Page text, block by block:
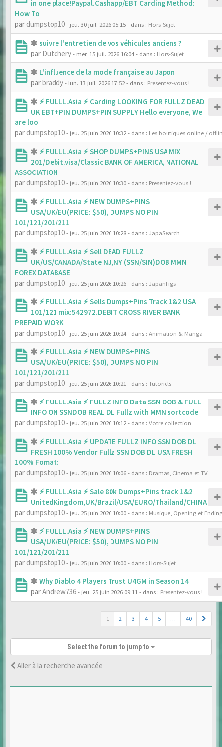
in one place!Paypal.Cashapp/EBT Carding Method:
How To
par dumpstop10- jeu. 30 juil. 2026 05:15- dans : Hors-Sujet
suivre l'entretien de vos véhicules anciens ?
par Dutchery- mer. 15 juil. 2026 16:04- dans : Hors-Sujet
L'influence de la mode française au Japon
parbraddy- lun. 13 juil. 2026 17:52- dans : Presentez-vous !
⚡ FULLL.Asia ⚡ Carding LOOKING FOR FULLZ DEAD
UK EBT+PIN DUMPS+PIN SUPPLY Hello everyone, We
are loo
par dumpstop10- jeu. 25 juin 2026 10:32- dans : Les boutiques online /
⚡ FULLL.Asia ⚡ SHOP DUMPS+PINS USA MIX
201/Debit.visa/Classic BANK OF AMERICA, NATIONAL
ASSOCIATION
par dumpstop10- jeu. 25 juin 2026 10:30- dans : Presentez-vous !
⚡ FULLL.Asia ⚡ NEW DUMPS+PINS
USA/UK/EU(PRICE: $50), DUMPS NO PIN
101/121/201/211
par dumpstop10- jeu. 25 juin 2026 10:28- dans : JapaSearch
⚡ FULLL.Asia ⚡ Sell DEAD FULLZ
UK/US/CANADA/State NJ,NY (SSN/SIN)DOB MMN
FOREX DATABASE
par dumpstop10- jeu. 25 juin 2026 10:26- dans : JapanFigs
⚡ FULLL.Asia ⚡ Sells Dumps+Pins Track 1&2 USA
101/121 mix:542972.DEBIT CROSS RIVER BANK
PREPAID WORK
par dumpstop10- jeu. 25 juin 2026 10:24- dans : Animation & Manga
⚡ FULLL.Asia ⚡ NEW DUMPS+PINS
USA/UK/EU(PRICE: $50), DUMPS NO PIN
101/121/201/211
par dumpstop10- jeu. 25 juin 2026 10:21 - dans : Tutoriels
⚡ FULLL.Asia ⚡ FULLZ INFO Data SSN DOB & FULL
INFO ON SSNDOB REAL DL Fullz with MMN sortcode
par dumpstop10- jeu. 25 juin 2026 10:12- dans : Votre collection
⚡ FULLL.Asia ⚡ UPDATE FULLZ INFO SSN DOB DL
FRESH 100% Vendor Fullz SSN DOB DL USA FRESH
100% Fomat:
par dumpstop10- jeu. 25 juin 2026 10:06- dans : Dramas, Cinema et TV
⚡ FULLL.Asia ⚡ Sale 80k Dumps+Pins track 1&2
UnitedKingdom,UK/Brazil/USA/EURO/Thailand/CHINA
par dumpstop10- jeu. 25 juin 2026 10:00- dans : Musique, Opening et Ending
⚡ FULLL.Asia ⚡ NEW DUMPS+PINS
USA/UK/EU(PRICE: $50), DUMPS NO PIN
101/121/201/211
par dumpstop10- jeu. 25 juin 2026 10:00- dans : Hors-Sujet
Why Diablo 4 Players Trust U4GM in Season 14
parAndrew736- jeu. 25 juin 2026 09:11 - dans : Presentez-vous !
1 2 3 4 5 … 40
Select the forum to jump to
Aller à la recherche avancée